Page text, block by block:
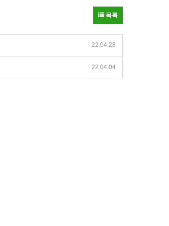
목록
22.04.28
22.04.04